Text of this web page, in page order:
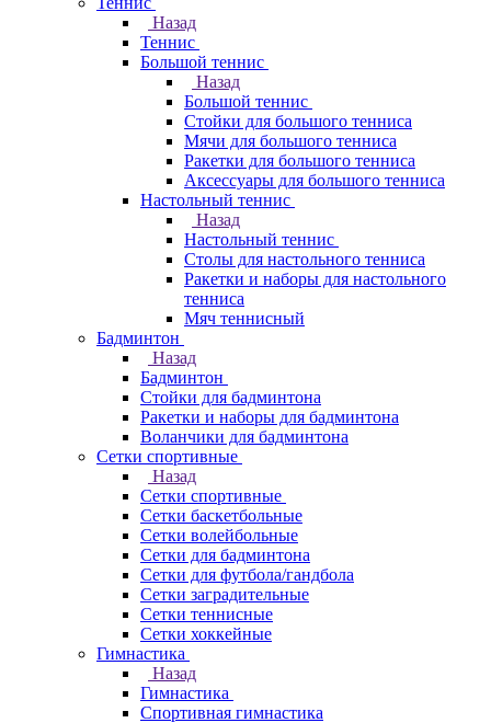
Назад
Теннис
Большой теннис
Назад
Большой теннис
Стойки для большого тенниса
Мячи для большого тенниса
Ракетки для большого тенниса
Аксессуары для большого тенниса
Настольный теннис
Назад
Настольный теннис
Столы для настольного тенниса
Ракетки и наборы для настольного
тенниса
Мяч теннисный
Бадминтон
Назад
Бадминтон
Стойки для бадминтона
Ракетки и наборы для бадминтона
Воланчики для бадминтона
Сетки спортивные
Назад
Сетки спортивные
Сетки баскетбольные
Сетки волейбольные
Сетки для бадминтона
Сетки для футбола/гандбола
Сетки заградительные
Сетки теннисные
Сетки хоккейные
Гимнастика
Назад
Гимнастика
Спортивная гимнастика